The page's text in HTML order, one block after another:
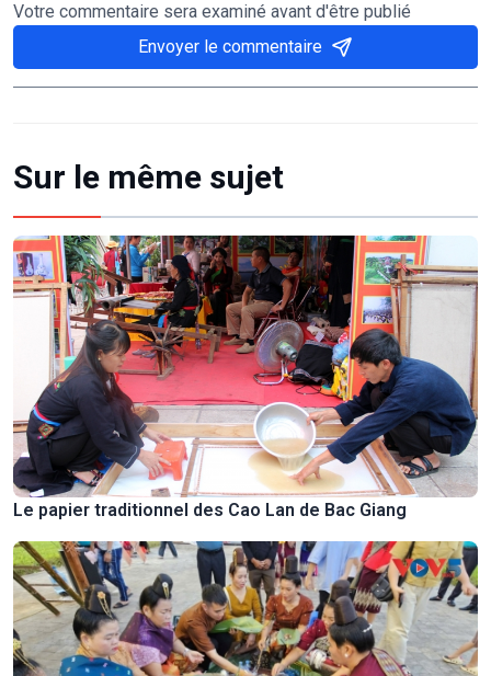
Votre commentaire sera examiné avant d'être publié
Envoyer le commentaire
Sur le même sujet
Le papier traditionnel des Cao Lan de Bac Giang